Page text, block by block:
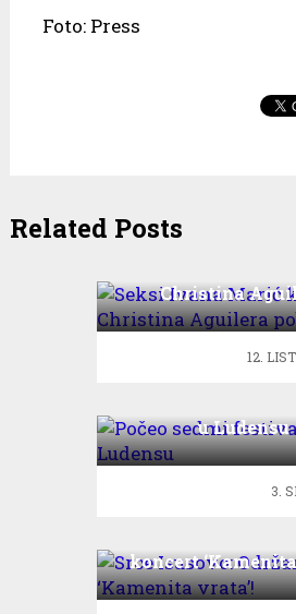
Foto: Press
Related Posts
Christina
pobijedila!
12.
u Ludensu
3.
koncert